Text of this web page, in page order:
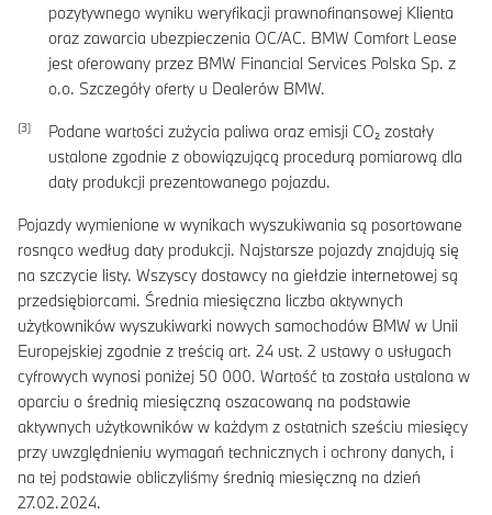
pozytywnego wyniku weryfikacji prawnofinansowej Klienta
oraz zawarcia ubezpieczenia OC/AC. BMW Comfort Lease
jest oferowany przez BMW Financial Services Polska Sp. z
o.o. Szczegóły oferty u Dealerów BMW.
Podane wartości zużycia paliwa oraz emisji CO₂ zostały
ustalone zgodnie z obowiązującą procedurą pomiarową dla
daty produkcji prezentowanego pojazdu.
Pojazdy wymienione w wynikach wyszukiwania są posortowane
rosnąco według daty produkcji. Najstarsze pojazdy znajdują się
na szczycie listy. Wszyscy dostawcy na giełdzie internetowej są
przedsiębiorcami. Średnia miesięczna liczba aktywnych
użytkowników wyszukiwarki nowych samochodów BMW w Unii
Europejskiej zgodnie z treścią art. 24 ust. 2 ustawy o usługach
cyfrowych wynosi poniżej 50 000. Wartość ta została ustalona w
oparciu o średnią miesięczną oszacowaną na podstawie
aktywnych użytkowników w każdym z ostatnich sześciu miesięcy
przy uwzględnieniu wymagań technicznych i ochrony danych, i
na tej podstawie obliczyliśmy średnią miesięczną na dzień
27.02.2024.